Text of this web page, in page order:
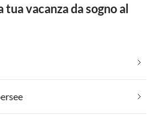
vacanza da sogno al